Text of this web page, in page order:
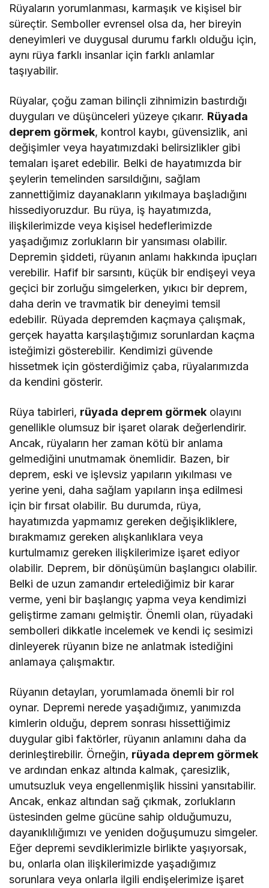
Rüyaların yorumlanması, karmaşık ve kişisel bir
süreçtir. Semboller evrensel olsa da, her bireyin
deneyimleri ve duygusal durumu farklı olduğu için,
aynı rüya farklı insanlar için farklı anlamlar
taşıyabilir.
Rüyalar, çoğu zaman bilinçli zihnimizin bastırdığı
duyguları ve düşünceleri yüzeye çıkarır. Rüyada
deprem görmek, kontrol kaybı, güvensizlik, ani
değişimler veya hayatımızdaki belirsizlikler gibi
temaları işaret edebilir. Belki de hayatımızda bir
şeylerin temelinden sarsıldığını, sağlam
zannettiğimiz dayanakların yıkılmaya başladığını
hissediyoruzdur. Bu rüya, iş hayatımızda,
ilişkilerimizde veya kişisel hedeflerimizde
yaşadığımız zorlukların bir yansıması olabilir.
Depremin şiddeti, rüyanın anlamı hakkında ipuçları
verebilir. Hafif bir sarsıntı, küçük bir endişeyi veya
geçici bir zorluğu simgelerken, yıkıcı bir deprem,
daha derin ve travmatik bir deneyimi temsil
edebilir. Rüyada depremden kaçmaya çalışmak,
gerçek hayatta karşılaştığımız sorunlardan kaçma
isteğimizi gösterebilir. Kendimizi güvende
hissetmek için gösterdiğimiz çaba, rüyalarımızda
da kendini gösterir.
Rüya tabirleri, rüyada deprem görmek olayını
genellikle olumsuz bir işaret olarak değerlendirir.
Ancak, rüyaların her zaman kötü bir anlama
gelmediğini unutmamak önemlidir. Bazen, bir
deprem, eski ve işlevsiz yapıların yıkılması ve
yerine yeni, daha sağlam yapıların inşa edilmesi
için bir fırsat olabilir. Bu durumda, rüya,
hayatımızda yapmamız gereken değişikliklere,
bırakmamız gereken alışkanlıklara veya
kurtulmamız gereken ilişkilerimize işaret ediyor
olabilir. Deprem, bir dönüşümün başlangıcı olabilir.
Belki de uzun zamandır ertelediğimiz bir karar
verme, yeni bir başlangıç yapma veya kendimizi
geliştirme zamanı gelmiştir. Önemli olan, rüyadaki
sembolleri dikkatle incelemek ve kendi iç sesimizi
dinleyerek rüyanın bize ne anlatmak istediğini
anlamaya çalışmaktır.
Rüyanın detayları, yorumlamada önemli bir rol
oynar. Depremi nerede yaşadığımız, yanımızda
kimlerin olduğu, deprem sonrası hissettiğimiz
duygular gibi faktörler, rüyanın anlamını daha da
derinleştirebilir. Örneğin, rüyada deprem görmek
ve ardından enkaz altında kalmak, çaresizlik,
umutsuzluk veya engellenmişlik hissini yansıtabilir.
Ancak, enkaz altından sağ çıkmak, zorlukların
üstesinden gelme gücüne sahip olduğumuzu,
dayanıklılığımızı ve yeniden doğuşumuzu simgeler.
Eğer depremi sevdiklerimizle birlikte yaşıyorsak,
bu, onlarla olan ilişkilerimizde yaşadığımız
sorunlara veya onlarla ilgili endişelerimize işaret